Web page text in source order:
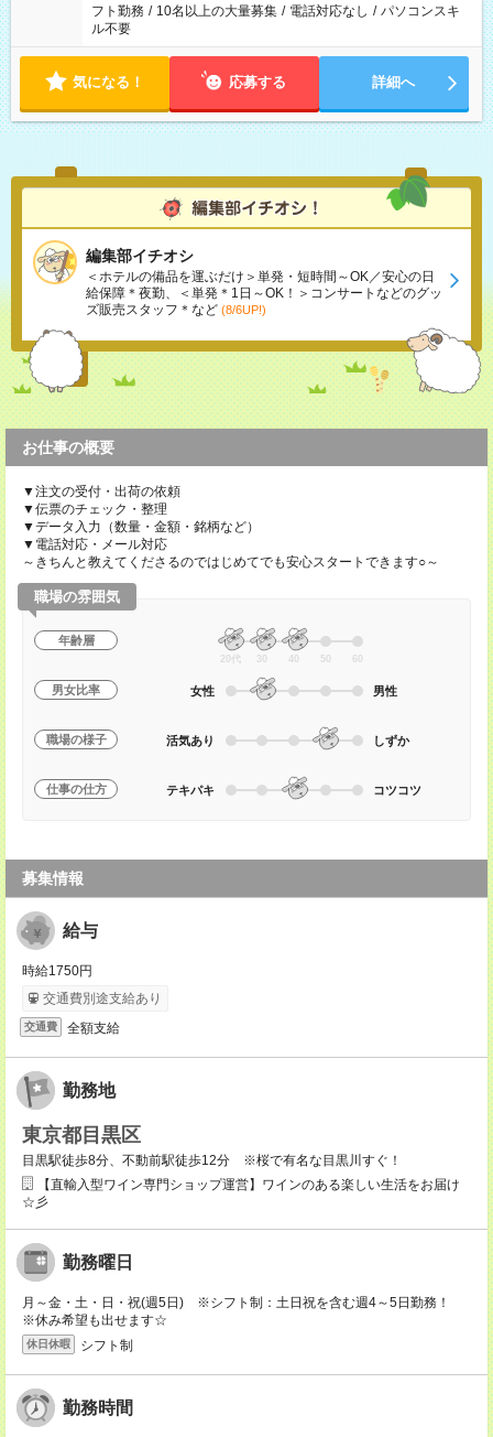
フト勤務 / 10名以上の大量募集 / 電話対応なし / パソコンスキ
ル不要
気になる！ 応募する 詳細へ
編集部イチオシ
＜ホテルの備品を運ぶだけ＞単発・短時間～OK／安心の日
給保障＊夜勤、＜単発＊1日～OK！＞コンサートなどのグッ
ズ販売スタッフ＊など (8/6UP!)
お仕事の概要
▼注文の受付・出荷の依頼
▼伝票のチェック・整理
▼データ入力（数量・金額・銘柄など）
▼電話対応・メール対応
～きちんと教えてくださるのではじめてでも安心スタートできます○～
職場の雰囲気
年齢層
20代 30 40 50 60
男女比率 女性 男性
職場の様子 活気あり しずか
仕事の仕方 テキパキ コツコツ
募集情報
給与
時給1750円
交通費別途支給あり
交通費 全額支給
勤務地
東京都目黒区
目黒駅徒歩8分、不動前駅徒歩12分 ※桜で有名な目黒川すぐ！
【直輸入型ワイン専門ショップ運営】ワインのある楽しい生活をお届け
☆彡
勤務曜日
月～金・土・日・祝(週5日) ※シフト制：土日祝を含む週4～5日勤務！
※休み希望も出せます☆
休日休暇 シフト制
勤務時間